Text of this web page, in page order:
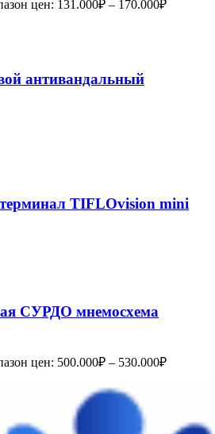
цен: 131.000₽ – 170.000₽
антивандальный
TIFLOvision mini
СУРДО мнемосхема
цен: 500.000₽ – 530.000₽